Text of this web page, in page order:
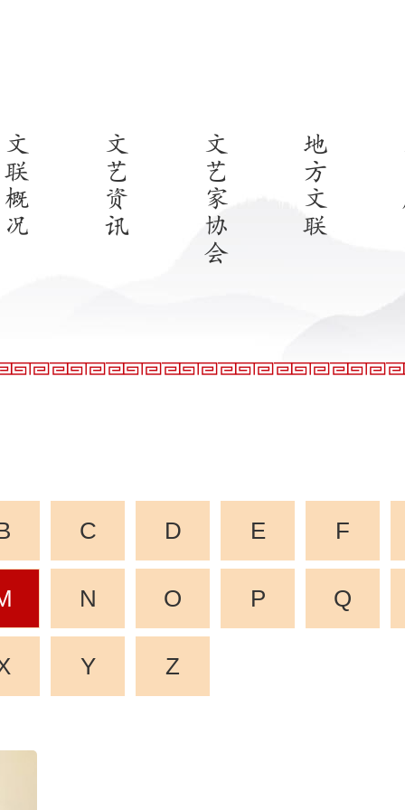
文
联
概
况
文
艺
资
讯
文
艺
家
协
会
地
方
文
联
C D E F
N O P Q
Y Z